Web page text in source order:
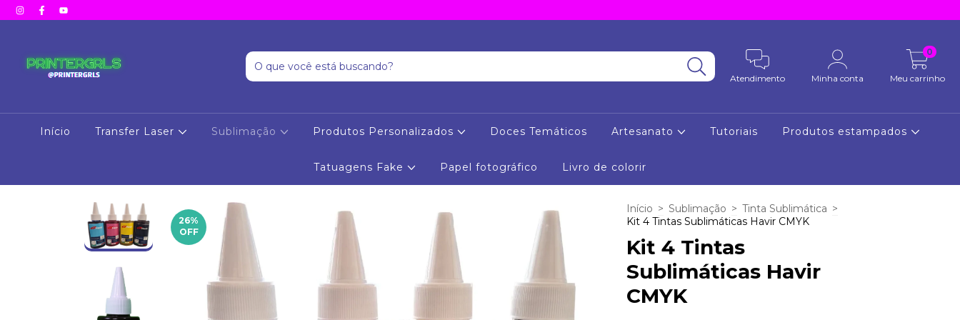
Atendimento Minha conta Meu carrinho
0
Início Transfer Laser Sublimação Produtos Personalizados Doces Temáticos Artesanato Tutoriais Produtos estampados
Tatuagens Fake Papel fotográfico Livro de colorir
26%
OFF
Início > Sublimação > Tinta Sublimática >
Kit 4 Tintas Sublimáticas Havir CMYK
Kit 4 Tintas
Sublimáticas Havir
CMYK